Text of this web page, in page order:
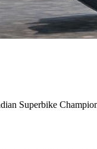
Superbike